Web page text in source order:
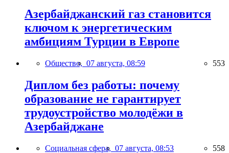
Азербайджанский газ становится
ключом к энергетическим
амбициям Турции в Европе
Общество, 07 августа, 08:59 553
Диплом без работы: почему
образование не гарантирует
трудоустройство молодёжи в
Азербайджане
Социальная сфера, 07 августа, 08:53 558